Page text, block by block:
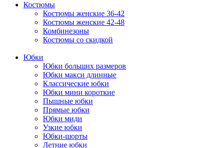
Костюмы
Костюмы женские 36-42
Костюмы женские 42-48
Комбинезоны
Костюмы со скидкой
Юбки
Юбки больших размеров
Юбки макси длинные
Классические юбки
Юбки мини короткие
Пышные юбки
Прямые юбки
Юбки миди
Узкие юбки
Юбки-шорты
Летние юбки